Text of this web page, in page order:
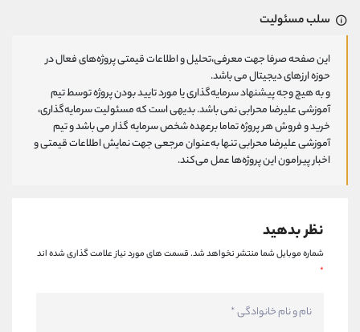
سلب مسئولیت
این صفحه صرفا جهت معرفی،تحلیل و اطلاعات قیمتی پروژه‌های فعال در
حوزه ارزهای دیجیتال می باشد.
و به هیچ وجه پیشنهاد سرمایه‌گذاری یا مورد تایید بودن پروژه توسط تیم
آموزشی علیرضا محرابی نمی باشد. بدیهی است که مسئولیت سرمایه‌گذاری،
خرید و فروش هر پروژه تماما برعهده شخص سرمایه گذار می باشد و تیم
آموزشی علیرضا محرابی تنها به‌عنوان مرجعی جهت نمایش اطلاعات قیمتی و
اخبار پیرامون این پروژه‌‌ها عمل می‌کند.
نظر بدهید
شماره موبایل شما منتشر نخواهد شد.قسمت های مورد نیاز علامت گذاری شده اند
*